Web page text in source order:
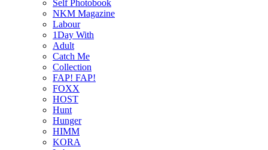
Self Photobook
NKM Magazine
Labour
1Day With
Adult
Catch Me
Collection
FAP! FAP!
FOXX
HOST
Hunt
Hunger
HIMM
KORA